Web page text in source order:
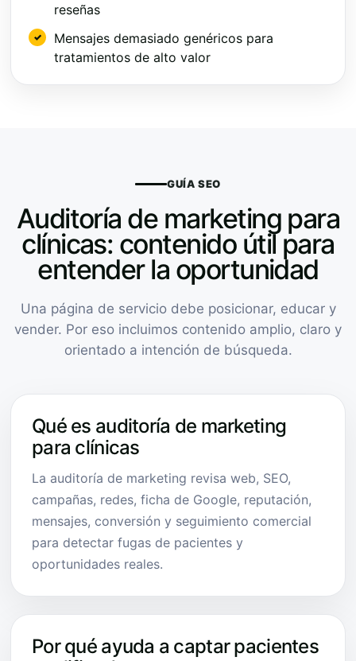
reseñas
Mensajes demasiado genéricos para
tratamientos de alto valor
GUÍA SEO
Auditoría de marketing para
clínicas: contenido útil para
entender la oportunidad
Una página de servicio debe posicionar, educar y
vender. Por eso incluimos contenido amplio, claro y
orientado a intención de búsqueda.
Qué es auditoría de marketing
para clínicas
La auditoría de marketing revisa web, SEO,
campañas, redes, ficha de Google, reputación,
mensajes, conversión y seguimiento comercial
para detectar fugas de pacientes y
oportunidades reales.
Por qué ayuda a captar pacientes